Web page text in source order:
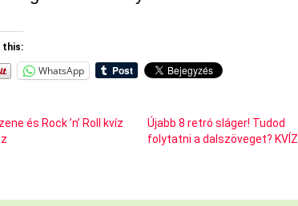
this:
WhatsApp
és Rock ’n’ Roll kvíz
Újabb 8 retró sláger! Tudod
folytatni a dalszöveget? KVÍZ